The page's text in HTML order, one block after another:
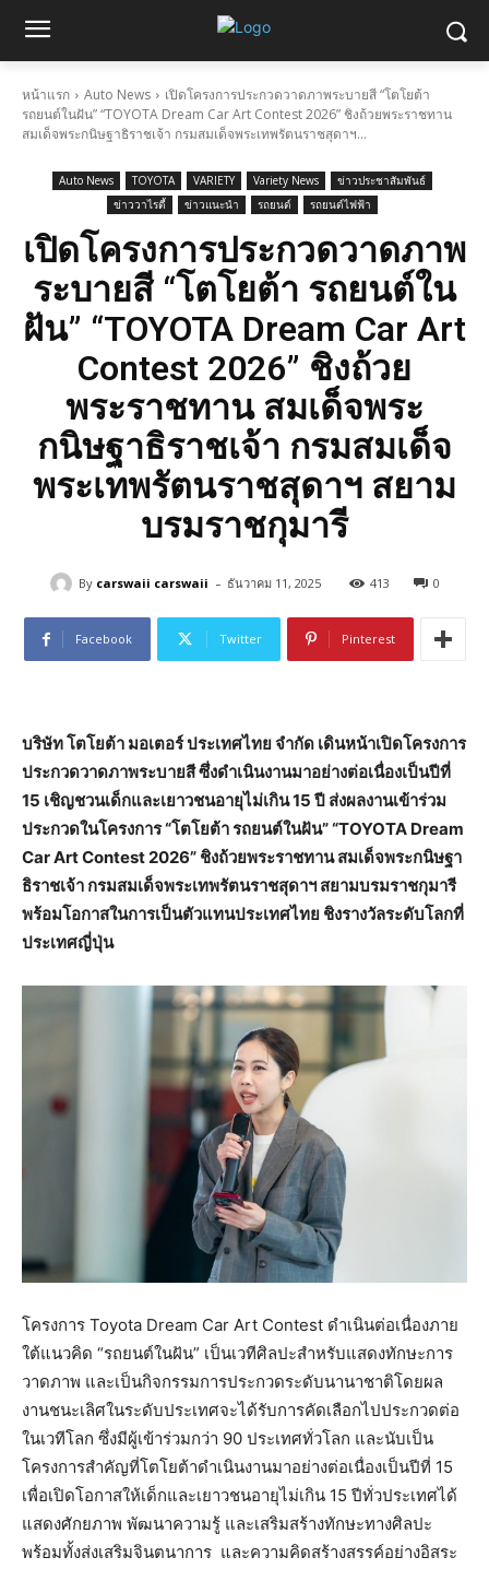
หน้าแรก Auto News
เปิดโครงการประกวดวาดภาพระบายสี “โตโยต้า
รถยนต์ในฝัน” “TOYOTA Dream Car Art Contest 2026” ชิงถ้วยพระราชทาน
สมเด็จพระกนิษฐาธิราชเจ้า กรมสมเด็จพระเทพรัตนราชสุดาฯ...
Auto News TOYOTA VARIETY Variety News
ข่าวประชาสัมพันธ์
ข่าววาไรตี้
ข่าวแนะนำ รถยนต์ รถยนต์ไฟฟ้า
เปิดโครงการประกวดวาดภาพ
ระบายสี “โตโยต้า รถยนต์ใน
ฝัน” “TOYOTA Dream Car Art
Contest 2026” ชิงถ้วย
พระราชทาน สมเด็จพระ
กนิษฐาธิราชเจ้า กรมสมเด็จ
พระเทพรัตนราชสุดาฯ สยาม
บรมราชกุมารี
By carswaii carswaii - ธันวาคม 11, 2025 413 0
Facebook Twitter Pinterest
บริษัท โตโยต้า มอเตอร์ ประเทศไทย จำกัด เดินหน้าเปิดโครงการ
ประกวดวาดภาพระบายสี ซึ่งดำเนินงานมาอย่างต่อเนื่องเป็นปีที่
15 เชิญชวนเด็กและเยาวชนอายุไม่เกิน 15 ปี ส่งผลงานเข้าร่วม
ประกวดในโครงการ “โตโยต้า รถยนต์ในฝัน” “TOYOTA Dream
Car Art Contest 2026” ชิงถ้วยพระราชทาน สมเด็จพระกนิษฐา
ธิราชเจ้า กรมสมเด็จพระเทพรัตนราชสุดาฯ สยามบรมราชกุมารี
พร้อมโอกาสในการเป็นตัวแทนประเทศไทย ชิงรางวัลระดับโลกที่
ประเทศญี่ปุ่น
โครงการ Toyota Dream Car Art Contest ดำเนินต่อเนื่องภาย
ใต้แนวคิด “รถยนต์ในฝัน” เป็นเวทีศิลปะสำหรับแสดงทักษะการ
วาดภาพ และเป็นกิจกรรมการประกวดระดับนานาชาติโดยผล
งานชนะเลิศในระดับประเทศจะได้รับการคัดเลือกไปประกวดต่อ
ในเวทีโลก ซึ่งมีผู้เข้าร่วมกว่า 90 ประเทศทั่วโลก และนับเป็น
โครงการสำคัญที่โตโยต้าดำเนินงานมาอย่างต่อเนื่องเป็นปีที่ 15
เพื่อเปิดโอกาสให้เด็กและเยาวชนอายุไม่เกิน 15 ปีทั่วประเทศได้
แสดงศักยภาพ พัฒนาความรู้ และเสริมสร้างทักษะทางศิลปะ
พร้อมทั้งส่งเสริมจินตนาการ และความคิดสร้างสรรค์อย่างอิสระ